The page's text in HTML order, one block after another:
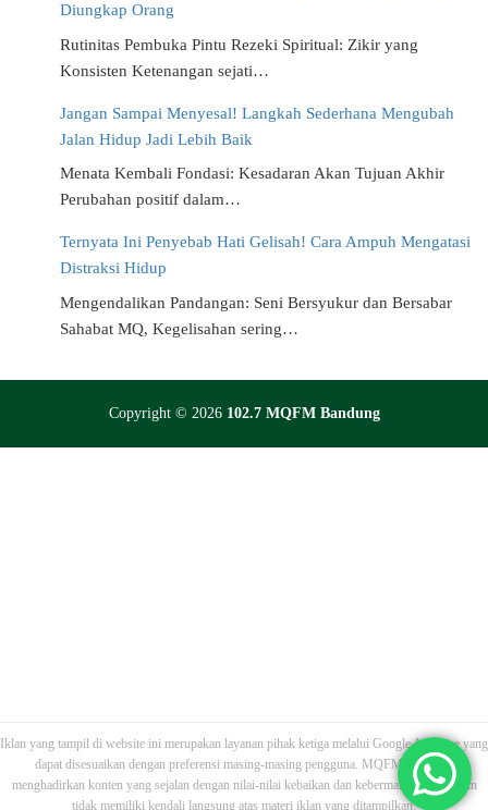
Diungkap Orang
Rutinitas Pembuka Pintu Rezeki Spiritual: Zikir yang
Konsisten Ketenangan sejati…
Jangan Sampai Menyesal! Langkah Sederhana Mengubah
Jalan Hidup Jadi Lebih Baik
Menata Kembali Fondasi: Kesadaran Akan Tujuan Akhir
Perubahan positif dalam…
Ternyata Ini Penyebab Hati Gelisah! Cara Ampuh Mengatasi
Distraksi Hidup
Mengendalikan Pandangan: Seni Bersyukur dan Bersabar
Sahabat MQ, Kegelisahan sering…
Copyright © 2026 102.7 MQFM Bandung
Iklan yang tampil di website ini merupakan layanan pihak ketiga melalui Google AdSense yang
dapat disesuaikan dengan preferensi masing-masing pengguna. MQFM berupaya
menghadirkan konten yang sejalan dengan nilai-nilai kebaikan dan kebermanfaatan, namun
tidak memiliki kendali langsung atas materi iklan yang ditampilkan.